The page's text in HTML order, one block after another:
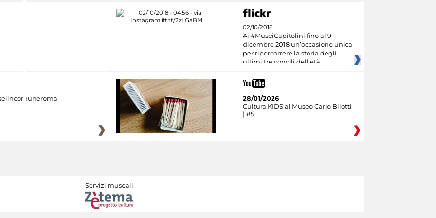
02/10/2018
Ai #MuseiCapitolini fino al 9
dicembre 2018 un’occasione unica
per ripercorrere la storia degli
ultimi tre concili dell’età
28/01/2026
Cultura KIDS al Museo Carlo Bilotti
| #5
Servizi museali